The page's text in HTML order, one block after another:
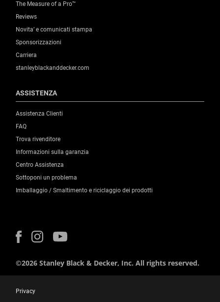
The Measure of a Pro™
Reviews
Novita’ e comunicati stampa
Sponsorizzazioni
Carriera
stanleyblackanddecker.com
ASSISTENZA
Assistenza Clienti
FAQ
Trova rivenditore
Informazioni sulla garanzia
Centro Assistenza
Sottoponi un problema
Imballaggio / Smaltimento e riciclaggio dei prodotti
©2026 Stanley Black & Decker, Inc. All rights reserved.
Privacy